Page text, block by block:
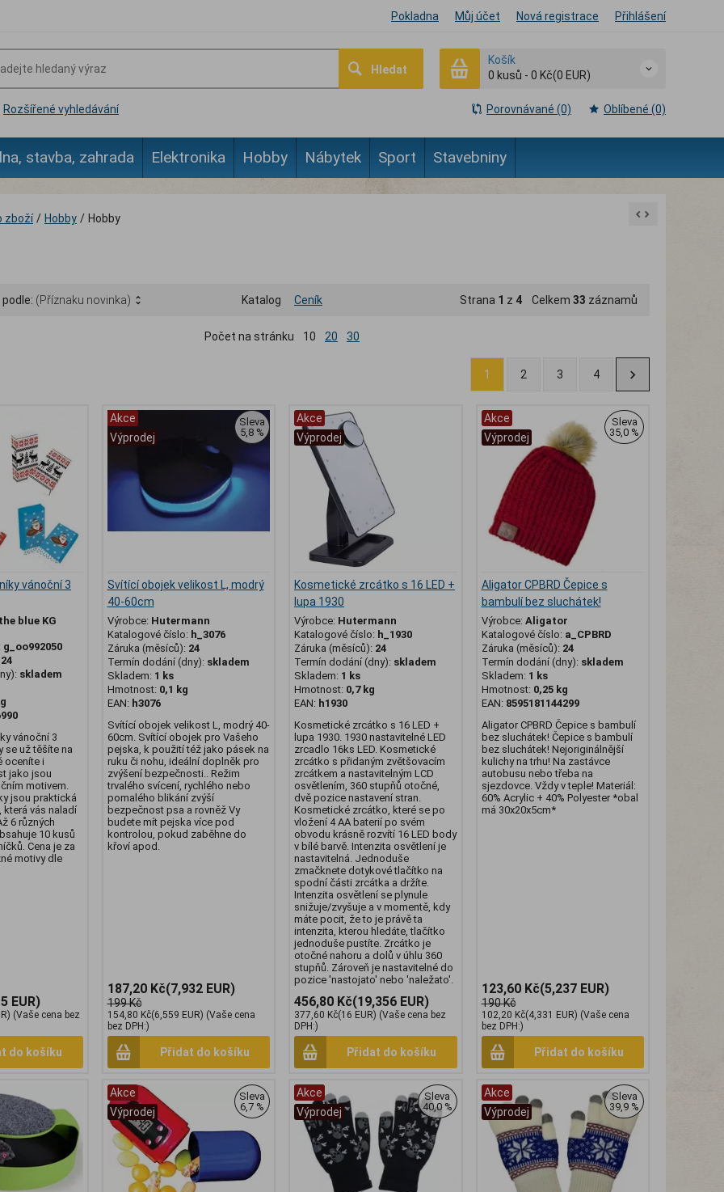
Pokladna Můj účet Nová registrace Přihlášení
Hledat
Košík
0 kusů - 0 Kč(0 EUR)
Rozšířené vyhledávání Porovnávané (0) Oblíbené (0)
stavba, zahrada Elektronika Hobby Nábytek Sport Stavebniny
zboží / Hobby / Hobby
podle: (Příznaku novinka) Katalog Ceník Strana 1 z 4 Celkem 33 záznamů
Počet na stránku 10 20 30
1 2 3 4
vánoční 3
blue KG
g_oo992050
24
skladem
vánoční 3
se už těšíte na
oceníte i
jako jsou
motivem.
jsou praktická
vás naladí
6 různých
10 kusů
Cena je za
motivy dle
EUR)
(Vaše cena bez
do košíku
Akce
Výprodej
Sleva
5,8 %
Svítící obojek velikost L, modrý
40-60cm
Výrobce: Hutermann
Katalogové číslo: h_3076
Záruka (měsíců): 24
Termín dodání (dny): skladem
Skladem: 1 ks
Hmotnost: 0,1 kg
EAN: h3076
Svítící obojek velikost L, modrý 40-
60cm. Svítící obojek pro Vašeho
pejska, k použití též jako pásek na
ruku či nohu, ideální doplněk pro
zvýšení bezpečnosti.. Režim
trvalého svícení, rychlého nebo
pomalého blikání zvýší
bezpečnost psa a rovněž Vy
budete mít pejska více pod
kontrolou, pokud zaběhne do
křoví apod.
187,20 Kč(7,932 EUR)
199 Kč
154,80 Kč(6,559 EUR) (Vaše cena
bez DPH:)
Přidat do košíku
Akce
Výprodej
Kosmetické zrcátko s 16 LED +
lupa 1930
Výrobce: Hutermann
Katalogové číslo: h_1930
Záruka (měsíců): 24
Termín dodání (dny): skladem
Skladem: 1 ks
Hmotnost: 0,7 kg
EAN: h1930
Kosmetické zrcátko s 16 LED +
lupa 1930. 1930 nastavitelné LED
zrcadlo 16ks LED. Kosmetické
zrcátko s přidaným zvětšovacím
zrcátkem a nastavitelným LCD
osvětlením, 360 stupňů otočné,
dvě pozice nastavení stran.
Kosmetické zrcátko, které se po
vložení 4 AA baterií po svém
obvodu krásně rozvítí 16 LED body
v bílé barvě. Intenzita osvětlení je
nastavitelná. Jednoduše
zmačknete dotykové tlačítko na
spodní části zrcátka a držíte.
Intenzita osvětlení se plynule
snižuje/zvyšuje a v momentě, kdy
máte pocit, že to je právě ta
intenzita, kterou hledáte, tlačítko
jednoduše pustíte. Zrcátko je
otočné nahoru a dolů v úhlu 360
stupňů. Zároveň je nastavitelné do
pozice 'nastojato' nebo 'naležato'.
456,80 Kč(19,356 EUR)
377,60 Kč(16 EUR) (Vaše cena bez
DPH:)
Přidat do košíku
Akce
Výprodej
Sleva
35,0 %
Aligator CPBRD Čepice s
bambulí bez sluchátek!
Výrobce: Aligator
Katalogové číslo: a_CPBRD
Záruka (měsíců): 24
Termín dodání (dny): skladem
Skladem: 1 ks
Hmotnost: 0,25 kg
EAN: 8595181144299
Aligator CPBRD Čepice s bambulí
bez sluchátek! Čepice s bambulí
bez sluchátek! Nejoriginálnější
kulichy na trhu! Na zastávce
autobusu nebo třeba na
sjezdovce. Vždy v teple! Materiál:
60% Acrylic + 40% Polyester *obal
má 30x20x5cm*
123,60 Kč(5,237 EUR)
190 Kč
102,20 Kč(4,331 EUR) (Vaše cena
bez DPH:)
Přidat do košíku
Akce
Výprodej
Sleva
6,7 %
Akce
Výprodej
Sleva
40,0 %
Akce
Výprodej
Sleva
39,9 %